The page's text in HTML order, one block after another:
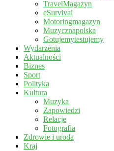
TravelMagazyn
eSurvival
Motoringmagazyn
Muzycznapolska
Gotujemytestujemy
Wydarzenia
Aktualności
Biznes
Sport
Polityka
Kultura
Muzyka
Zapowiedzi
Relacje
Fotografia
Zdrowie i uroda
Kraj